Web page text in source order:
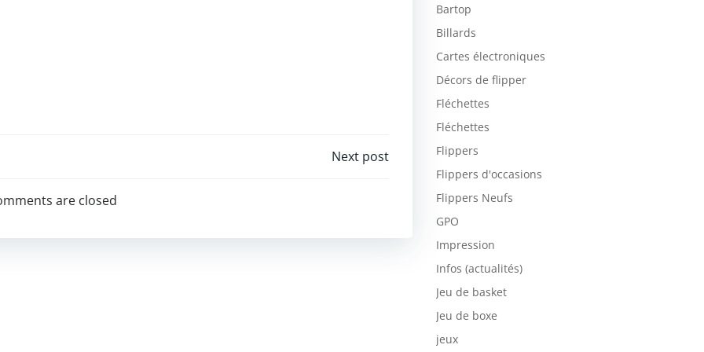
navigation
Next post
are closed
Bartop
Billards
Cartes électroniques
Décors de flipper
Fléchettes
Fléchettes
Flippers
Flippers d'occasions
Flippers Neufs
GPO
Impression
Infos (actualités)
Jeu de basket
Jeu de boxe
jeux